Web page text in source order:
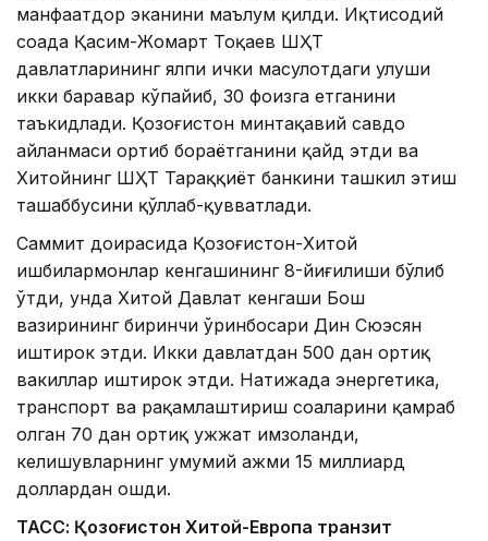
манфаатдор эканини маълум қилди. Иқтисодий
соҳада Қасим-Жомарт Тоқаев ШҲТ
давлатларининг ялпи ички маҳсулотдаги улуши
икки баравар кўпайиб, 30 фоизга етганини
таъкидлади. Қозоғистон минтақавий савдо
айланмаси ортиб бораётганини қайд этди ва
Хитойнинг ШҲТ Тараққиёт банкини ташкил этиш
ташаббусини қўллаб-қувватлади.
Саммит доирасида Қозоғистон-Хитой
ишбилармонлар кенгашининг 8-йиғилиши бўлиб
ўтди, унда Хитой Давлат кенгаши Бош
вазирининг биринчи ўринбосари Дин Сюэсян
иштирок этди. Икки давлатдан 500 дан ортиқ
вакиллар иштирок этди. Натижада энергетика,
транспорт ва рақамлаштириш соҳаларини қамраб
олган 70 дан ортиқ ҳужжат имзоланди,
келишувларнинг умумий ҳажми 15 миллиард
доллардан ошди.
ТАСС: Қозоғистон Хитой-Европа транзит